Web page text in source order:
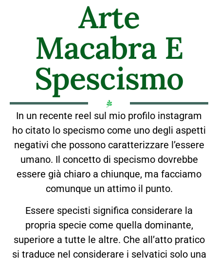
Arte
Macabra E
Spescismo
In un recente reel sul mio profilo instagram
ho citato lo specismo come uno degli aspetti
negativi che possono caratterizzare l’essere
umano. Il concetto di specismo dovrebbe
essere già chiaro a chiunque, ma facciamo
comunque un attimo il punto.
Essere specisti significa considerare la
propria specie come quella dominante,
superiore a tutte le altre. Che all’atto pratico
si traduce nel considerare i selvatici solo una